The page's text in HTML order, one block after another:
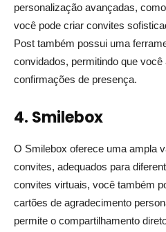
personalização avançadas,
você pode criar convites
Post também possui uma
convidados, permitindo que você
confirmações de presença.
4. Smilebox
O Smilebox oferece uma ampla
convites, adequados para
convites virtuais, você também
cartões de agradecimento
permite o compartilhamento